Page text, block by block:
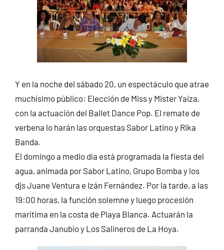
Y en la noche del sábado 20, un espectáculo que atrae
muchísimo público: Elección de Miss y Mister Yaiza,
con la actuación del Ballet Dance Pop. El remate de
verbena lo harán las orquestas Sabor Latino y Rika
Banda.
El domingo a medio día está programada la fiesta del
agua, animada por Sabor Latino, Grupo Bomba y los
djs Juane Ventura e Izán Fernández. Por la tarde, a las
19:00 horas, la función solemne y luego procesión
marítima en la costa de Playa Blanca. Actuarán la
parranda Janubio y Los Salineros de La Hoya.